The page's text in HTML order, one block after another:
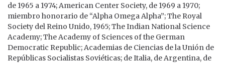
de 1965 a 1974; American Center Society, de 1969 a 1970;
miembro honorario de “Alpha Omega Alpha”; The Royal
Society del Reino Unido, 1965; The Indian National Science
Academy; The Academy of Sciences of the German
Democratic Republic; Academias de Ciencias de la Unión de
Repúblicas Socialistas Soviéticas; de Italia, de Argentina, de